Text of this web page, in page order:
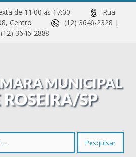
de 11:00 às 17:00
Rua
08, Centro
(12) 3646-2328 |
(12) 3646-2888